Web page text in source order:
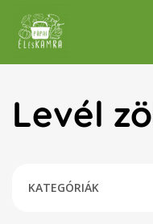
Levél
KATEGÓRIÁK